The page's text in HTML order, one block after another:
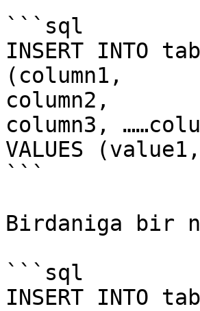
```sql
INSERT INTO
(column1,
column2,
column3,
VALUES
```
Birdaniga bir
```sql
INSERT INTO